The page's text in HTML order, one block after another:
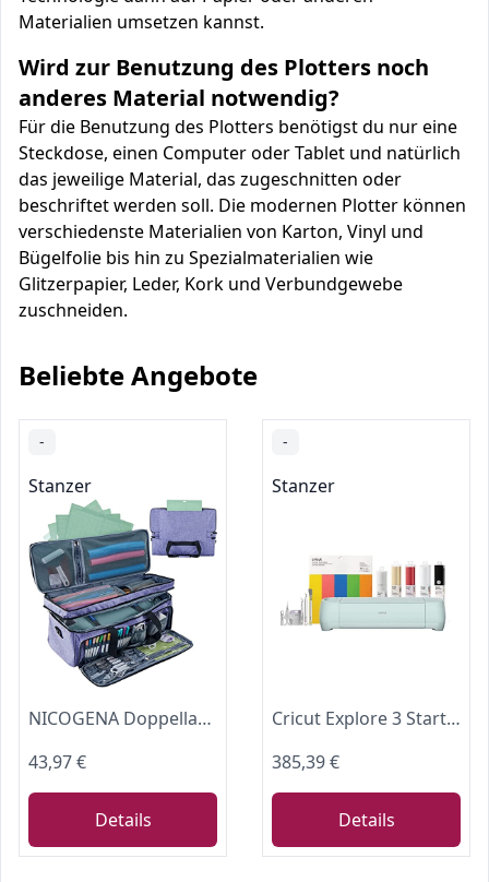
Materialien umsetzen kannst.
Wird zur Benutzung des Plotters noch
anderes Material notwendig?
Für die Benutzung des Plotters benötigst du nur eine
Steckdose, einen Computer oder Tablet und natürlich
das jeweilige Material, das zugeschnitten oder
beschriftet werden soll. Die modernen Plotter können
verschiedenste Materialien von Karton, Vinyl und
Bügelfolie bis hin zu Spezialmaterialien wie
Glitzerpapier, Leder, Kork und Verbundgewebe
zuschneiden.
Beliebte Angebote
-
Stanzer
NICOGENA Doppellagige Tragetasche mit Mattenfach für Cricut und Werkzeuge
43,97 €
Details
-
Stanzer
Cricut Explore 3 Starter Bundle
385,39 €
Details